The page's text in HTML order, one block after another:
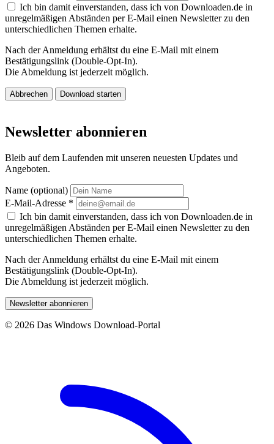
Ich bin damit einverstanden, dass ich von Downloaden.de in
unregelmäßigen Abständen per E-Mail einen Newsletter zu den
unterschiedlichen Themen erhalte.
Nach der Anmeldung erhältst du eine E-Mail mit einem
Bestätigungslink (Double-Opt-In).
Die Abmeldung ist jederzeit möglich.
Abbrechen Download starten
Newsletter abonnieren
Bleib auf dem Laufenden mit unseren neuesten Updates und
Angeboten.
Name (optional)
E-Mail-Adresse *
Ich bin damit einverstanden, dass ich von Downloaden.de in
unregelmäßigen Abständen per E-Mail einen Newsletter zu den
unterschiedlichen Themen erhalte.
Nach der Anmeldung erhältst du eine E-Mail mit einem
Bestätigungslink (Double-Opt-In).
Die Abmeldung ist jederzeit möglich.
Newsletter abonnieren
© 2026 Das Windows Download-Portal